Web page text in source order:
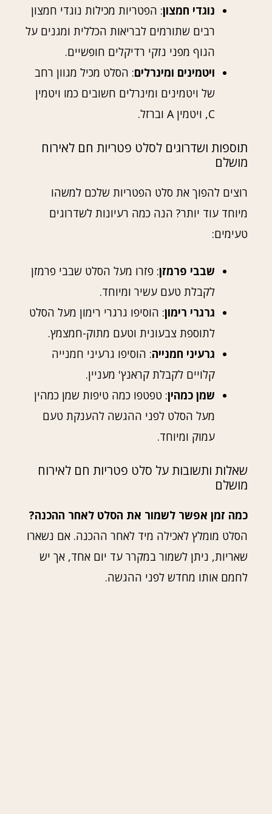
נוגדי חמצון: הפטריות מכילות נוגדי חמצון
רבים שתורמים לבריאות הכללית ומגנים על
הגוף מפני נזקי רדיקלים חופשיים.
ויטמינים ומינרלים: הסלט מכיל מגוון רחב
של ויטמינים ומינרלים חשובים כמו ויטמין
C, ויטמין A וברזל.
תוספות ושדרוגים לסלט פטריות חם לאירוח
מושלם
רוצים להפוך את סלט הפטריות שלכם למשהו
מיוחד עוד יותר? הנה כמה רעיונות לשדרוגים
טעימים:
שבבי פרמזן: פזרו מעל הסלט שבבי פרמזן
לקבלת טעם עשיר ומיוחד.
גרגרי רימון: הוסיפו גרגרי רימון מעל הסלט
לתוספת צבעונית וטעם מתוק-חמצמץ.
גרעיני חמנייה: הוסיפו גרעיני חמנייה
קלויים לקבלת קראנץ' מעניין.
שמן כמהין: טפטפו כמה טיפות שמן כמהין
מעל הסלט לפני ההגשה להענקת טעם
עמוק ומיוחד.
שאלות ותשובות על סלט פטריות חם לאירוח
מושלם
כמה זמן אפשר לשמור את הסלט לאחר ההכנה?
הסלט מומלץ לאכילה מיד לאחר ההכנה. אם נשארו
שאריות, ניתן לשמור במקרר עד יום אחד, אך יש
לחמם אותו מחדש לפני ההגשה.